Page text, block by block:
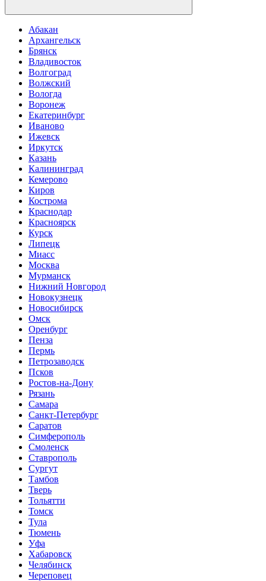
Абакан
Архангельск
Брянск
Владивосток
Волгоград
Волжский
Вологда
Воронеж
Екатеринбург
Иваново
Ижевск
Иркутск
Казань
Калининград
Кемерово
Киров
Кострома
Краснодар
Красноярск
Курск
Липецк
Миасс
Москва
Мурманск
Нижний Новгород
Новокузнецк
Новосибирск
Омск
Оренбург
Пенза
Пермь
Петрозаводск
Псков
Ростов-на-Дону
Рязань
Самара
Санкт-Петербург
Саратов
Симферополь
Смоленск
Ставрополь
Сургут
Тамбов
Тверь
Тольятти
Томск
Тула
Тюмень
Уфа
Хабаровск
Челябинск
Череповец